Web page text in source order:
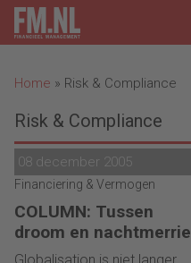
Home » Risk & Compliance
Risk & Compliance
08 december 2005
Financiering & Vermogen
COLUMN: Tussen
droom en nachtmerrie